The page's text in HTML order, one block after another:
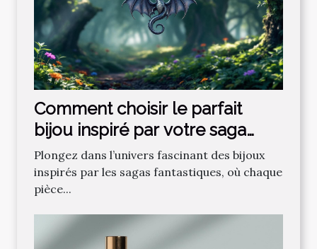
Comment choisir le parfait
bijou inspiré par votre saga
fantastique préférée ?
Plongez dans l’univers fascinant des bijoux
inspirés par les sagas fantastiques, où chaque
pièce...